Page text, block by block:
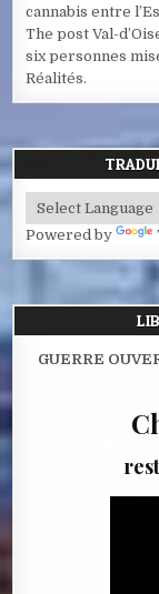
cannabis entre
The post Val-
six personnes
Réalités.
Powered by
GUERRE